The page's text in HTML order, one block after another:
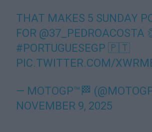
THAT MAKES 5 SUNDAY
FOR @37_PEDROACOSTA
#PORTUGUESEGP 🇵🇹
PIC.TWITTER.COM/
— MOTOGP™🏁
NOVEMBER 9, 2025